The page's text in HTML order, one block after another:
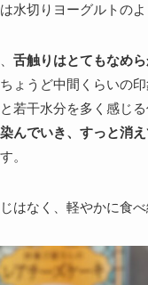
水切りヨーグルトのよ
舌触りはとてもなめら
ょうど中間くらいの
若干水分を多く感じ
んでいき、すっと消
。
はなく、軽やかに食べ